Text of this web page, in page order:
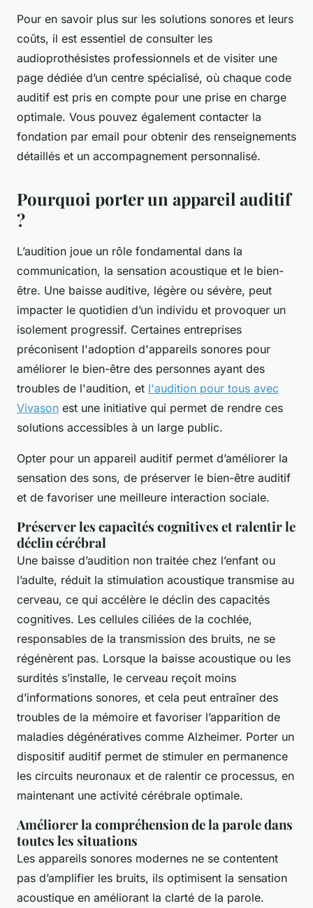
Pour en savoir plus sur les solutions sonores et leurs
coûts, il est essentiel de consulter les
audioprothésistes professionnels et de visiter une
page dédiée d’un centre spécialisé, où chaque code
auditif est pris en compte pour une prise en charge
optimale. Vous pouvez également contacter la
fondation par email pour obtenir des renseignements
détaillés et un accompagnement personnalisé.
Pourquoi porter un appareil auditif
?
L’audition joue un rôle fondamental dans la
communication, la sensation acoustique et le bien-
être. Une baisse auditive, légère ou sévère, peut
impacter le quotidien d’un individu et provoquer un
isolement progressif. Certaines entreprises
préconisent l'adoption d'appareils sonores pour
améliorer le bien-être des personnes ayant des
troubles de l'audition, et l'audition pour tous avec
Vivason est une initiative qui permet de rendre ces
solutions accessibles à un large public.
Opter pour un appareil auditif permet d’améliorer la
sensation des sons, de préserver le bien-être auditif
et de favoriser une meilleure interaction sociale.
Préserver les capacités cognitives et ralentir le
déclin cérébral
Une baisse d’audition non traitée chez l’enfant ou
l’adulte, réduit la stimulation acoustique transmise au
cerveau, ce qui accélère le déclin des capacités
cognitives. Les cellules ciliées de la cochlée,
responsables de la transmission des bruits, ne se
régénèrent pas. Lorsque la baisse acoustique ou les
surdités s’installe, le cerveau reçoit moins
d’informations sonores, et cela peut entraîner des
troubles de la mémoire et favoriser l’apparition de
maladies dégénératives comme Alzheimer. Porter un
dispositif auditif permet de stimuler en permanence
les circuits neuronaux et de ralentir ce processus, en
maintenant une activité cérébrale optimale.
Améliorer la compréhension de la parole dans
toutes les situations
Les appareils sonores modernes ne se contentent
pas d’amplifier les bruits, ils optimisent la sensation
acoustique en améliorant la clarté de la parole.